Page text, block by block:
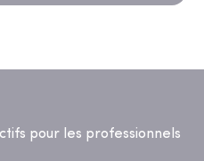
pour les professionnels